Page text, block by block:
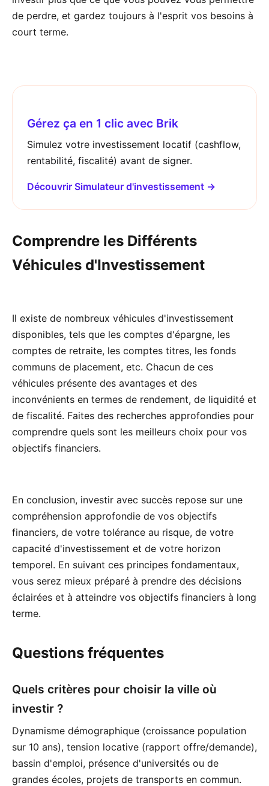
de perdre, et gardez toujours à l'esprit vos besoins à
court terme.
Gérez ça en 1 clic avec Brik
Simulez votre investissement locatif (cashflow,
rentabilité, fiscalité) avant de signer.
Découvrir Simulateur d'investissement →
Comprendre les Différents
Véhicules d'Investissement
Il existe de nombreux véhicules d'investissement
disponibles, tels que les comptes d'épargne, les
comptes de retraite, les comptes titres, les fonds
communs de placement, etc. Chacun de ces
véhicules présente des avantages et des
inconvénients en termes de rendement, de liquidité et
de fiscalité. Faites des recherches approfondies pour
comprendre quels sont les meilleurs choix pour vos
objectifs financiers.
En conclusion, investir avec succès repose sur une
compréhension approfondie de vos objectifs
financiers, de votre tolérance au risque, de votre
capacité d'investissement et de votre horizon
temporel. En suivant ces principes fondamentaux,
vous serez mieux préparé à prendre des décisions
éclairées et à atteindre vos objectifs financiers à long
terme.
Questions fréquentes
Quels critères pour choisir la ville où
investir ?
Dynamisme démographique (croissance population
sur 10 ans), tension locative (rapport offre/demande),
bassin d'emploi, présence d'universités ou de
grandes écoles, projets de transports en commun.